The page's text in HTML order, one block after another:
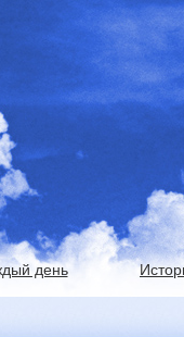
день